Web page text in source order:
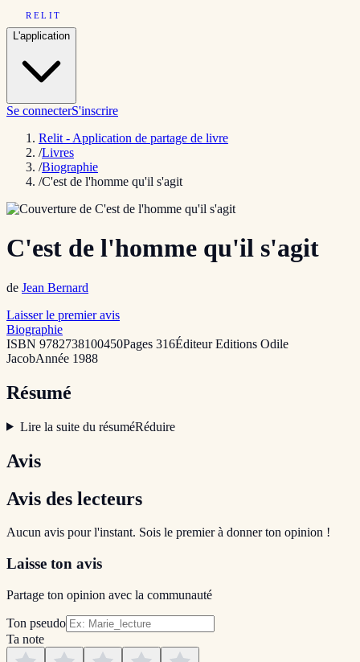
RELIT
L'application
Se connecterS'inscrire
Relit - Application de partage de livre
/Livres
/Biographie
/C'est de l'homme qu'il s'agit
C'est de l'homme qu'il s'agit
de Jean Bernard
Laisser le premier avis
Biographie
ISBN 9782738100450Pages 316ÉditeurEditions Odile
JacobAnnée 1988
Résumé
Lire la suite du résuméRéduire
Avis
Avis des lecteurs
Aucun avis pour l'instant. Sois le premier à donner ton opinion !
Laisse ton avis
Partage ton opinion avec la communauté
Ton pseudo
Ta note